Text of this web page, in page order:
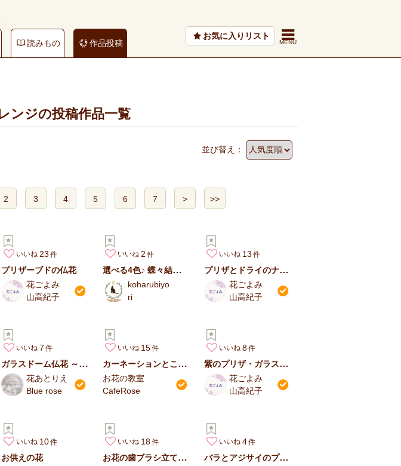
読みもの 作品投稿
お気に入りリスト
ンジの投稿作品一覧
並び替え：
2 3 4 5 6 7 > >>
いいね 23
プリザーブドの仏花
花ごよみ
山高紀子
いいね 2
選べる4色♪ 蝶々結びリボンのガラスドーム仏花｜枯れないお供え花…
koharubiyo
ri
いいね 13
プリザとドライのナチュラルドーム
花ごよみ
山高紀子
いいね 7
ガラスドーム仏花 ～静かに寄り添う、祈りの花～
花あとりえ
Blue rose
いいね 15
カーネーションとことね菊の仏花アレンジメント
お花の教室
CafeRose
いいね 8
紫のプリザ・ガラスドーム
花ごよみ
山高紀子
いいね 10
お供えの花
いいね 18
お花の歯ブラシ立てetc…
いいね 4
バラとアジサイのプレート